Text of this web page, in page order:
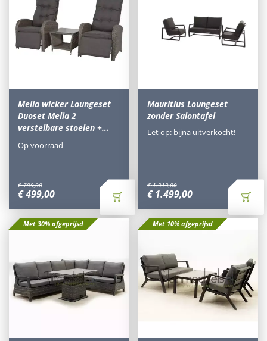
Melia wicker Loungeset
Duoset Melia 2
verstelbare stoelen +…
€ 799,00
€499,00
Op voorraad
Mauritius Loungeset
zonder Salontafel
€ 1.919,00
€ 1.499,00
Let op: bijna uitverkocht!
Met 30% afgeprijsd Met 10% afgeprijsd